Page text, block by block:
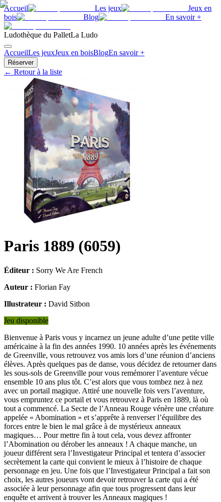
Accueil Les jeux
Jeux en
bois
Blog En savoir +
Ludothèque du PalletLa Ludo
AccueilLes jeuxJeux en boisBlogEn savoir +
Réserver
← Retour à la liste
Paris 1889 (6059)
Éditeur : Sorry We Are French
Auteur : Florian Fay
Illustrateur : David Sitbon
Jeu disponible
Bienvenue à Paris vous y incarnez un jeune adulte d’une petite ville
américaine à la fin des années 1990. 10 années après les événements
de Greenville, vous retrouvez vos amis lors d’une réunion d’anciens
élèves. Après quelques pas de danse, vous décidez de retourner dans
les sous-sols de Greenville pour vous remémorer l’aventure vécue
ensemble 10 ans plus tôt. C’est alors que vous tombez nez à nez
avec un portail magique. Attiré une nouvelle fois vers l’aventure,
vous empruntez ce portail et vous retrouvez à Paris en 1889, là où
tout a commencé. La Secte de l’Anneau Rouge vénère une créature
appelée « Abomination » et s’apprête à renverser l’équilibre des
forces entre le bien le mal grâce à de mystérieux anneaux
magiques… Pour mettre fin à tout cela, vous devez affronter
l’Abomination ou dérober les anneaux ! A chaque manche, un
joueur différent sera l’Investigateur Principal et tentera d’associer
secrètement la carte qui convient le mieux à l’histoire de chaque
personnage en jeu. Une fois que l’Investigateur Principal a fait son
choix, les autres joueurs vont devoir retrouver la carte qui a été
associée à leur personnage afin que tous progressent dans leur
enquête et arrivent à trouver les Anneaux magiques !